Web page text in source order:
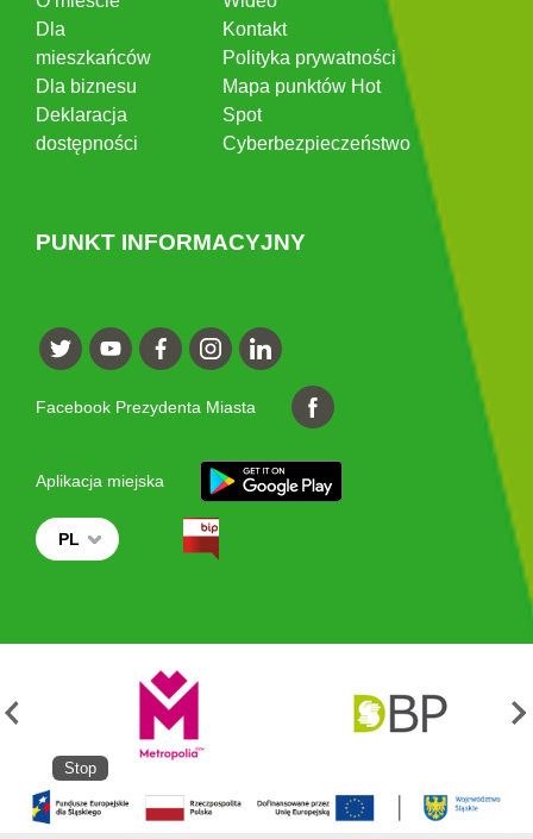
Dla
mieszkańców
Dla biznesu
Deklaracja
dostępności
Kontakt
Polityka prywatności
Mapa punktów Hot
Spot
Cyberbezpieczeństwo
PUNKT INFORMACYJNY
Facebook Prezydenta Miasta
Aplikacja miejska
PL
Stop